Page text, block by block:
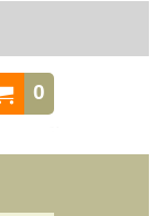
0